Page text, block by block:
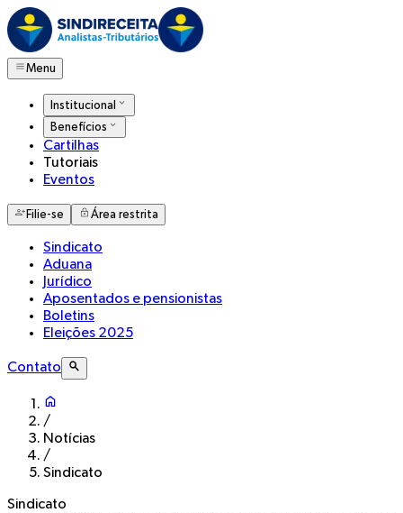
Menu
Institucional
Benefícios
Cartilhas
Tutoriais
Eventos
Filie-se Área restrita
Sindicato
Aduana
Jurídico
Aposentados e pensionistas
Boletins
Eleições 2025
Contato
/
Notícias
/
Sindicato
Sindicato